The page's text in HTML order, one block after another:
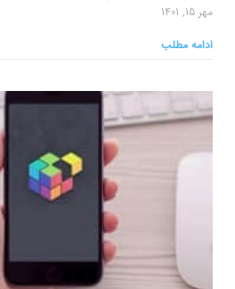
مهر 15, 1401
ادامه مطلب